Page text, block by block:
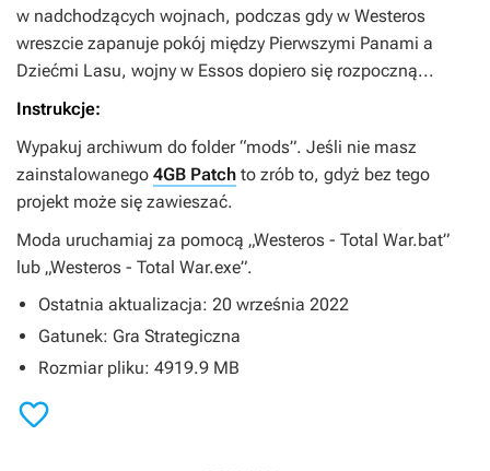
w nadchodzących wojnach, podczas gdy w Westeros
wreszcie zapanuje pokój między Pierwszymi Panami a
Dziećmi Lasu, wojny w Essos dopiero się rozpoczną...
Instrukcje:
Wypakuj archiwum do folder “mods”. Jeśli nie masz
zainstalowanego 4GB Patch to zrób to, gdyż bez tego
projekt może się zawieszać.
Moda uruchamiaj za pomocą „Westeros - Total War.bat”
lub „Westeros - Total War.exe”.
Ostatnia aktualizacja: 20 września 2022
Gatunek: Gra Strategiczna
Rozmiar pliku: 4919.9 MB
